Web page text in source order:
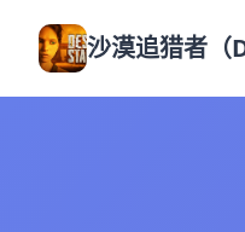
沙漠追猎者（